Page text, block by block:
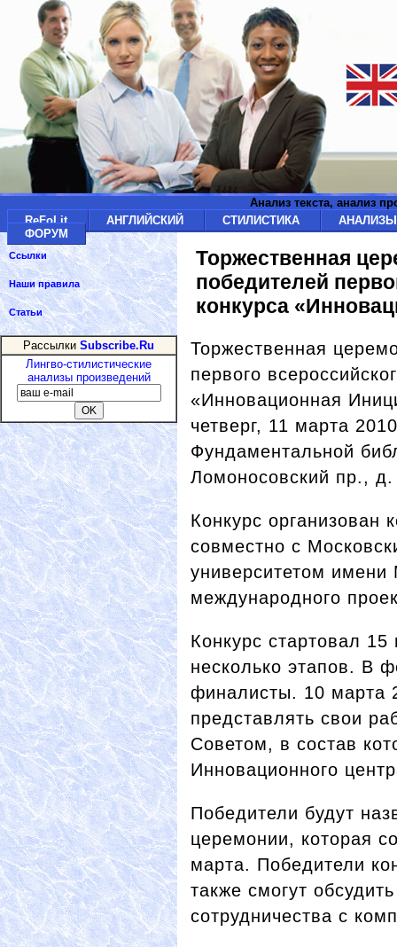
Анализ текста, анализ
ReFoLit
АНГЛИЙСКИЙ СТИЛИСТИКА
ФОРУМ
Торжественная
победителей
конкурса
Торжественная
первого
«Инновационная
четверг, 11 марта
Фундаментальной
Ломоносовский пр.,
Конкурс организован
совместно с
университетом
международного
Конкурс стартовал
несколько этапов. В
финалисты. 10 марта
представлять свои
Советом, в состав
Инновационного
Победители будут
церемонии, которая
марта. Победители
также смогут
сотрудничества с
Ссылки
Наши правила
Статьи
Рассылки Subscribe.Ru
Лингво-стилистические
анализы произведений